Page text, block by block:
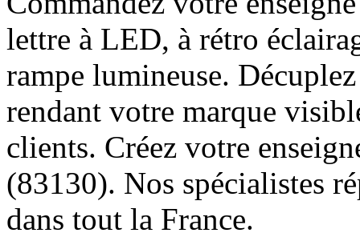
lettre à LED, à rétro
rampe lumineuse.
rendant votre marque
clients. Créez votre
(83130). Nos spécialistes
dans tout la France.